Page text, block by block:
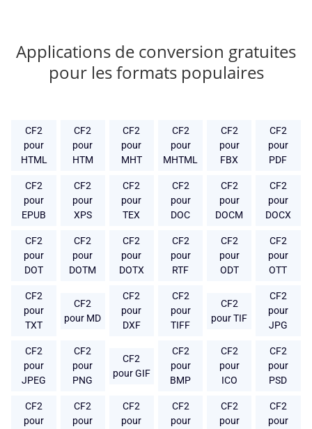
Applications de conversion gratuites
pour les formats populaires
CF2
pour
HTML
CF2
pour
HTM
CF2
pour
MHT
CF2
pour
MHTML
CF2
pour
FBX
CF2
pour
PDF
CF2
pour
EPUB
CF2
pour
XPS
CF2
pour
TEX
CF2
pour
DOC
CF2
pour
DOCM
CF2
pour
DOCX
CF2
pour
DOT
CF2
pour
DOTM
CF2
pour
DOTX
CF2
pour
RTF
CF2
pour
ODT
CF2
pour
OTT
CF2
pour
TXT
CF2
pour MD
CF2
pour
DXF
CF2
pour
TIFF
CF2
pour TIF
CF2
pour
JPG
CF2
pour
JPEG
CF2
pour
PNG
CF2
pour GIF
CF2
pour
BMP
CF2
pour
ICO
CF2
pour
PSD
CF2
pour
CF2
pour
CF2
pour
CF2
pour
CF2
pour
CF2
pour